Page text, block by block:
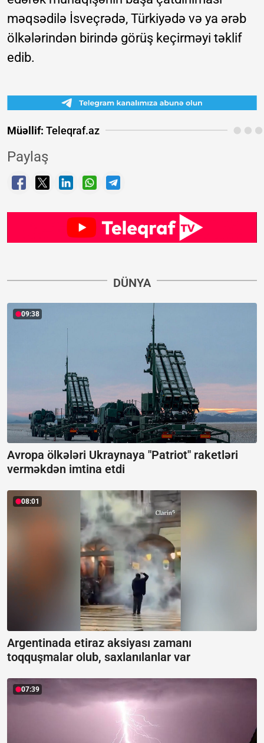
məqsədilə İsveçrədə, Türkiyədə və ya ərəb
ölkələrindən birində görüş keçirməyi təklif
edib.
Müəllif: Teleqraf.az
Paylaş
DÜNYA
09:38
Avropa ölkələri Ukraynaya "Patriot" raketləri
verməkdən imtina etdi
08:01
Argentinada etiraz aksiyası zamanı
toqquşmalar olub, saxlanılanlar var
07:39